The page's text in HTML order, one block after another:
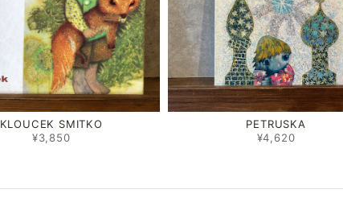
KLOUCEK SMITKO
¥3,850
PETRUSKA
¥4,620